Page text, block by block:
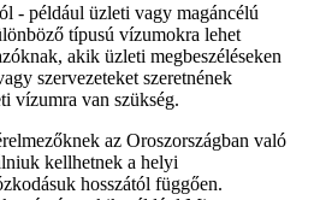
- például üzleti vagy magáncélú
típusú vízumokra lehet
akik üzleti megbeszéléseken
szervezeteket szeretnének
vízumra van szükség.
az Oroszországban való
kellhetnek a helyi
hosszától függően.